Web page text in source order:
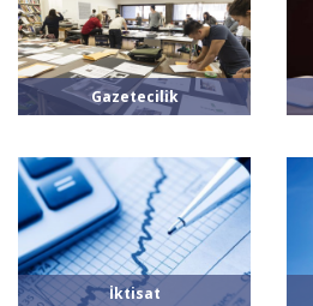
Gazetecilik
İktisat